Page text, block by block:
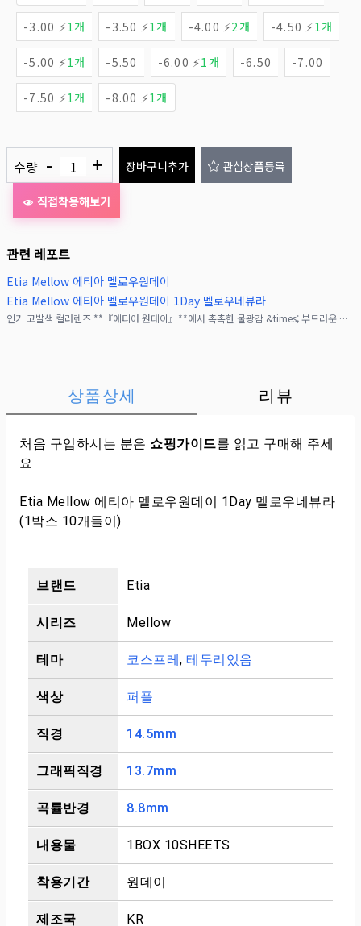
-3.00 ⚡1개 -3.50 ⚡1개 -4.00 ⚡2개 -4.50 ⚡ 1개
-5.00 ⚡1개 -5.50 -6.00 ⚡1개 -6.50 -7.00
-7.50 ⚡1개 -8.00 ⚡1개
수량 - + 장바구니추가 관심상품등록
직접착용해보기
관련 레포트
Etia Mellow 에티아 멜로우원데이
Etia Mellow 에티아 멜로우원데이 1Day 멜로우네뷰라
인기 고발색 컬러렌즈 **『에티아 원데이』**에서 촉촉한 물광감 &times; 부드러운 그라데이션을 동시에 이루는 렌즈가 등장‼︎착색 직경 13.7mm의 눈동자로, 고발색이지만 내
상품상세 리뷰
처음 구입하시는 분은 쇼핑가이드를 읽고 구매해 주세
요
Etia Mellow 에티아 멜로우원데이 1Day 멜로우네뷰라
(1박스 10개들이)
브랜드 Etia
시리즈 Mellow
테마 코스프레, 테두리있음
색상 퍼플
직경 14.5mm
그래픽직경 13.7mm
곡률반경 8.8mm
내용물 1BOX 10SHEETS
착용기간 원데이
제조국 KR